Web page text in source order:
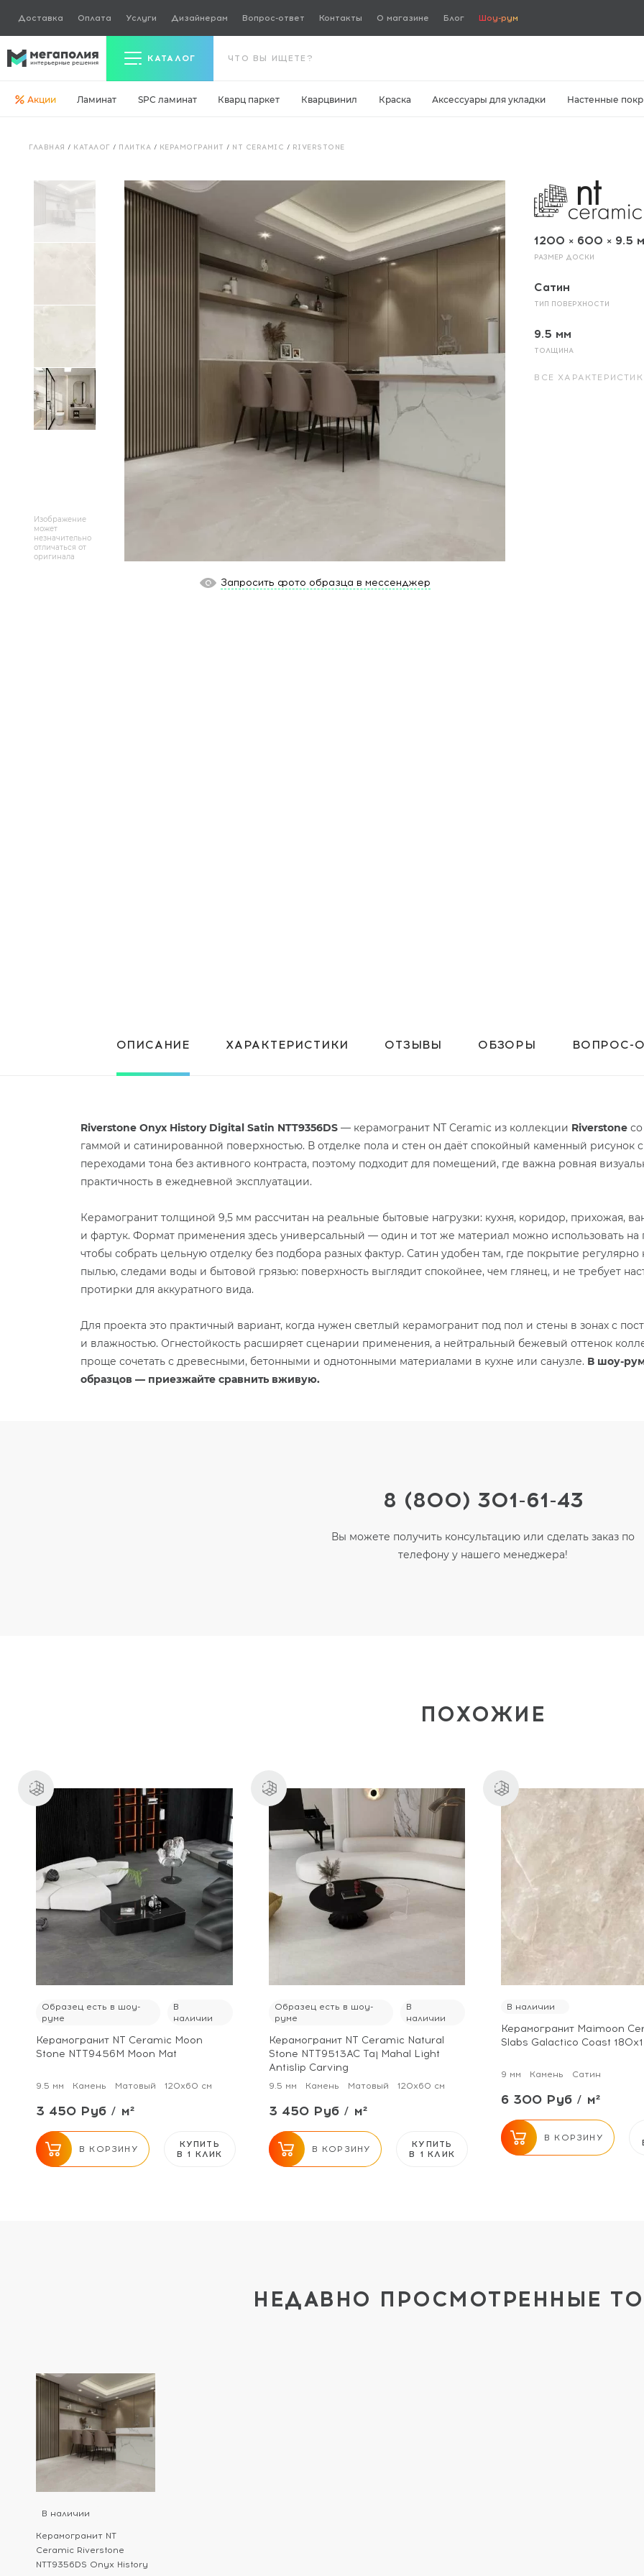
Доставка Оплата Услуги Дизайнерам Вопрос-ответ Контакты О магазине Блог Шоу-рум
КАТАЛОГ
Кварц паркет
Ковровая плитка
Аксессуары для укладки
Настенные покрытия
Отопительное оборудование
Новинки
Акции Ламинат SPC ламинат Кварц паркет Кварцвинил Краска Аксессуары для укладки Настенные
ГЛАВНАЯ / КАТАЛОГ / ПЛИТКА / КЕРАМОГРАНИТ / NT CERAMIC / RIVERSTONE
Изображение
может
незначительно
отличаться от
оригинала
Запросить фото образца в мессенджер
1200 × 600 × 9.5
РАЗМЕР ДОСКИ
Сатин
ТИП ПОВЕРХНОСТИ
9.5 мм
ТОЛЩИНА
ВСЕ
ОПИСАНИЕ ХАРАКТЕРИСТИКИ ОТЗЫВЫ ОБЗОРЫ ВОПРОС-
Riverstone Onyx History Digital Satin NTT9356DS — керамогранит NT Ceramic из коллекции Riverstone
гаммой и сатинированной поверхностью. В отделке пола и стен он даёт спокойный каменный рисунок
переходами тона без активного контраста, поэтому подходит для помещений, где важна ровная
практичность в ежедневной эксплуатации.
Керамогранит толщиной 9,5 мм рассчитан на реальные бытовые нагрузки: кухня, коридор, прихожая,
и фартук. Формат применения здесь универсальный — один и тот же материал можно использовать на
чтобы собрать цельную отделку без подбора разных фактур. Сатин удобен там, где покрытие регулярно
пылью, следами воды и бытовой грязью: поверхность выглядит спокойнее, чем глянец, и не требует
протирки для аккуратного вида.
Для проекта это практичный вариант, когда нужен светлый керамогранит под пол и стены в зонах с
и влажностью. Огнестойкость расширяет сценарии применения, а нейтральный бежевый оттенок
проще сочетать с древесными, бетонными и однотонными материалами в кухне или санузле. В шоу-
образцов — приезжайте сравнить вживую.
8 (800) 301-61-43
Вы можете получить консультацию или сделать заказ по
телефону у нашего менеджера!
ПОХОЖИЕ
Образец есть в шоу-
руме
В
наличии
Керамогранит NT Ceramic Moon
Stone NTT9456M Moon Mat
9.5 мм Камень Матовый 120x60 см
3 450 Руб / м²
В КОРЗИНУ
КУПИТЬ
В 1 КЛИК
Образец есть в шоу-
руме
В
наличии
Керамогранит NT Ceramic Natural
Stone NTT9513AC Taj Mahal Light
Antislip Carving
9.5 мм Камень Матовый 120x60 см
3 450 Руб / м²
В КОРЗИНУ
КУПИТЬ
В 1 КЛИК
В наличии
Керамогранит Maimoon
Slabs Galactico Coast
9 мм Камень Сатин
6 300 Руб / м²
В КОРЗИНУ
НЕДАВНО ПРОСМОТРЕННЫЕ
В наличии
Керамогранит NT
Ceramic Riverstone
NTT9356DS Onyx History